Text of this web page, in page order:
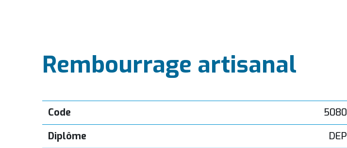
Rembourrage artisanal
Code
5080
Diplôme
DEP